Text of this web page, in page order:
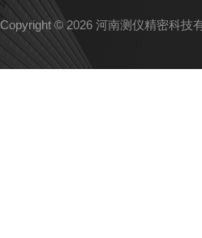
Copyright © 2026 河南测仪精密科技